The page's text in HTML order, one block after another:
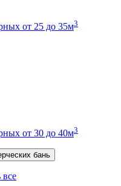
от 25 до 35м3
от 30 до 40м3
бань
все